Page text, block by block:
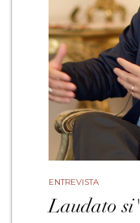
ENTREVISTA
Laudato si'